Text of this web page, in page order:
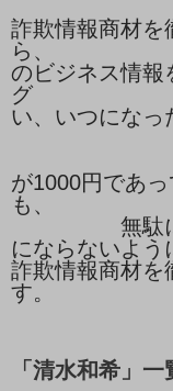
詐欺情報商材を
ら
のビジネス情報
グ
い、いつになっ
た
が1000円であっ
無駄にお
になら
詐欺情報商材を
す。
「 清水和希 」 一